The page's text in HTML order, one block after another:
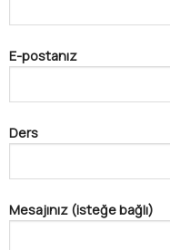
E-postanız
Ders
Mesajınız (isteğe bağlı)